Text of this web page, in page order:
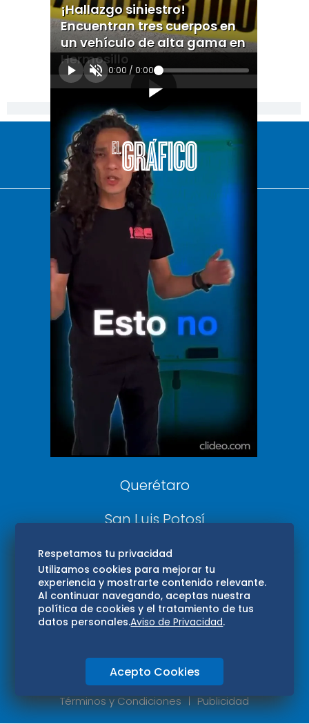
¡Hallazgo siniestro!
Encuentran tres cuerpos en
un vehículo de alta gama en
Hermosillo
0:00 / 0:00
[Publicidad]
El Universal
Vive USA
Clase
De 10 sports
DeDinero
Confabulario
Aviso Oportuno
Consultas
Querétaro
San Luis Potosí
Edomex
Consultas
Hidalgo
Oaxaca
Aviso de privacidad
Directorio
Términos y Condiciones
Publicidad
Respetamos tu privacidad
Utilizamos cookies para mejorar tu
experiencia y mostrarte contenido relevante.
Al continuar navegando, aceptas nuestra
política de cookies y el tratamiento de tus
datos personales.Aviso de Privacidad.
Acepto Cookies